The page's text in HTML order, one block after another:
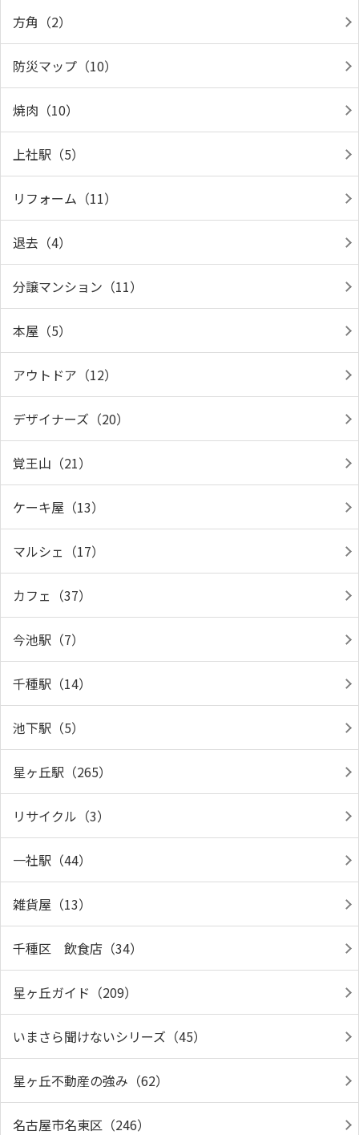
方角（2）
防災マップ（10）
焼肉（10）
上社駅（5）
リフォーム（11）
退去（4）
分譲マンション（11）
本屋（5）
アウトドア（12）
デザイナーズ（20）
覚王山（21）
ケーキ屋（13）
マルシェ（17）
カフェ（37）
今池駅（7）
千種駅（14）
池下駅（5）
星ヶ丘駅（265）
リサイクル（3）
一社駅（44）
雑貨屋（13）
千種区 飲食店（34）
星ヶ丘ガイド（209）
いまさら聞けないシリーズ（45）
星ヶ丘不動産の強み（62）
名古屋市名東区（246）